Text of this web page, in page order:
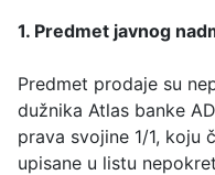
1. Predmet javnog
Predmet prodaje su
dužnika Atlas banke
prava svojine 1/1, koju
upisane u listu